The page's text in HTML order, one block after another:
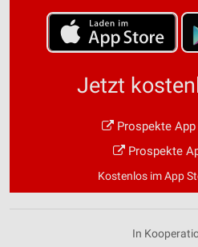
Jetzt
Prospekte App
Prospekte
Kostenlos im App
In